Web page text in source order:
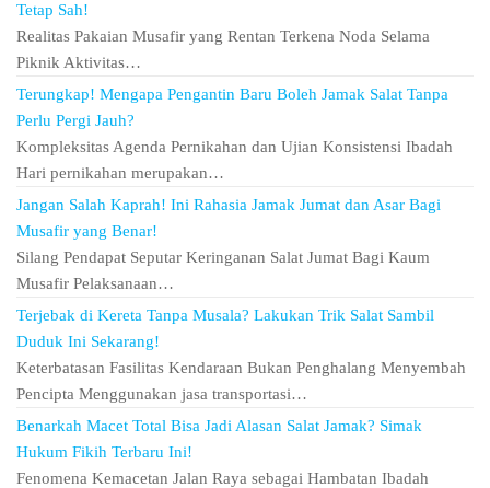
Tetap Sah!
Realitas Pakaian Musafir yang Rentan Terkena Noda Selama
Piknik Aktivitas…
Terungkap! Mengapa Pengantin Baru Boleh Jamak Salat Tanpa
Perlu Pergi Jauh?
Kompleksitas Agenda Pernikahan dan Ujian Konsistensi Ibadah
Hari pernikahan merupakan…
Jangan Salah Kaprah! Ini Rahasia Jamak Jumat dan Asar Bagi
Musafir yang Benar!
Silang Pendapat Seputar Keringanan Salat Jumat Bagi Kaum
Musafir Pelaksanaan…
Terjebak di Kereta Tanpa Musala? Lakukan Trik Salat Sambil
Duduk Ini Sekarang!
Keterbatasan Fasilitas Kendaraan Bukan Penghalang Menyembah
Pencipta Menggunakan jasa transportasi…
Benarkah Macet Total Bisa Jadi Alasan Salat Jamak? Simak
Hukum Fikih Terbaru Ini!
Fenomena Kemacetan Jalan Raya sebagai Hambatan Ibadah